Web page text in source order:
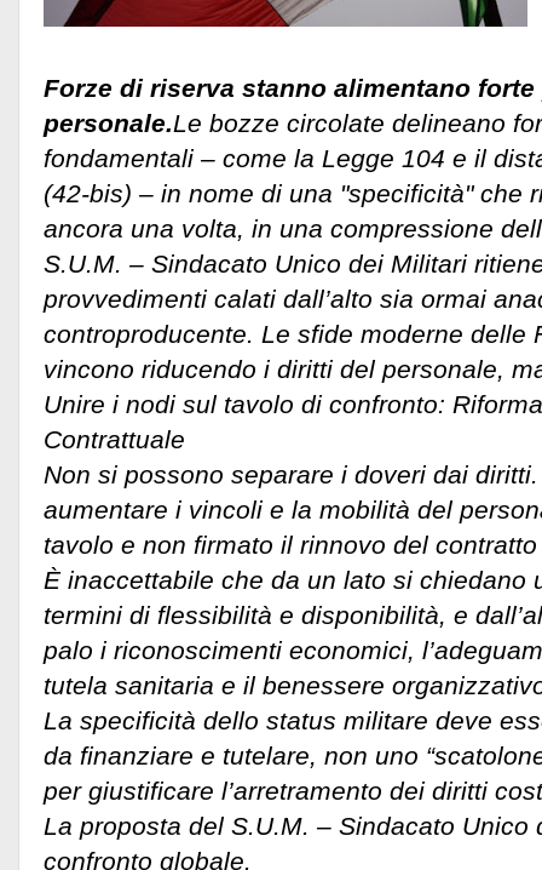
Forze di riserva stanno alimentano
personale.Le bozze circolate delineano
fondamentali – come la Legge 104 e il
(42-bis) – in nome di una "specificità" che
ancora una volta, in una compressione
S.U.M. – Sindacato Unico dei Militari
provvedimenti calati dall’alto sia ormai
controproducente. Le sfide moderne delle
vincono riducendo i diritti del personale,
Unire i nodi sul tavolo di confronto:
Contrattuale
Non si possono separare i doveri dai
aumentare i vincoli e la mobilità del
tavolo e non firmato il rinnovo del
È inaccettabile che da un lato si chiedano
termini di flessibilità e disponibilità, e
palo i riconoscimenti economici,
tutela sanitaria e il benessere
La specificità dello status militare deve
da finanziare e tutelare, non uno
per giustificare l’arretramento dei diritti
La proposta del S.U.M. – Sindacato Unico
confronto globale.